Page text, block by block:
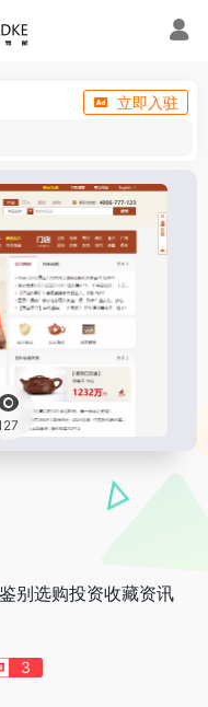
立即入驻
别选购投资收藏资讯
3